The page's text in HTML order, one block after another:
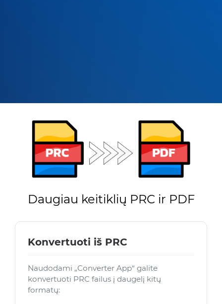
Daugiau keitiklių PRC ir PDF
Konvertuoti iš PRC
Naudodami „Converter App“ galite
konvertuoti PRC failus į daugelį kitų
formatų: